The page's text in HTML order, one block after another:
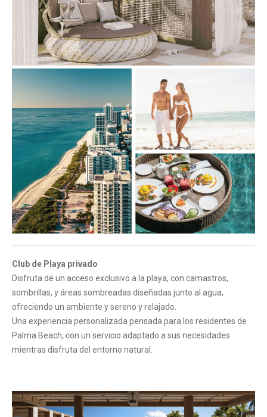
Club de Playa privado
Disfruta de un acceso exclusivo a la playa, con camastros,
sombrillas, y áreas sombreadas diseñadas junto al agua,
ofreciendo un ambiente y sereno y relajado.
Una experiencia personalizada pensada para los residentes de
Palma Beach, con un servicio adaptado a sus necesidades
mientras disfruta del entorno natural.